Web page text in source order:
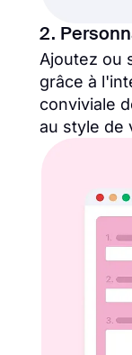
2.
Ajoutez ou
grâce à
conviviale
au style de